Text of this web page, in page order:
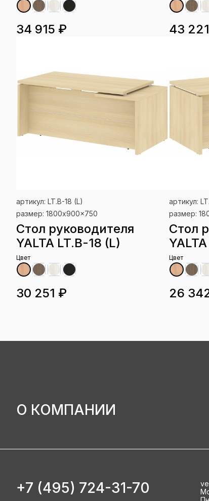
34 915 ₽ 43
артикул: LT.B-18 (L)
размер: 1800x900x750
Стол руководителя
YALTA LT.B-18 (L)
Цвет
30 251 ₽
артикул:
размер:
Стол
Цвет
26
О КОМПАНИИ
+7 (495) 724-31-70